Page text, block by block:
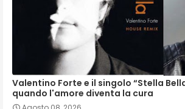
Valentino Forte e il singolo “Stella
quando l'amore diventa la cura